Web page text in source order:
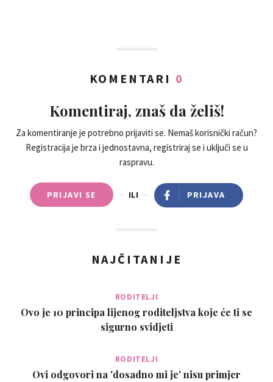
KOMENTARI 0
Komentiraj, znaš da želiš!
Za komentiranje je potrebno prijaviti se. Nemaš korisnički račun?
Registracija je brza i jednostavna, registriraj se i uključi se u
raspravu.
PRIJAVI SE ILI PRIJAVA
NAJČITANIJE
RODITELJI
Ovo je 10 principa lijenog roditeljstva koje će ti se
sigurno svidjeti
RODITELJI
Ovi odgovori na 'dosadno mi je' nisu primjer